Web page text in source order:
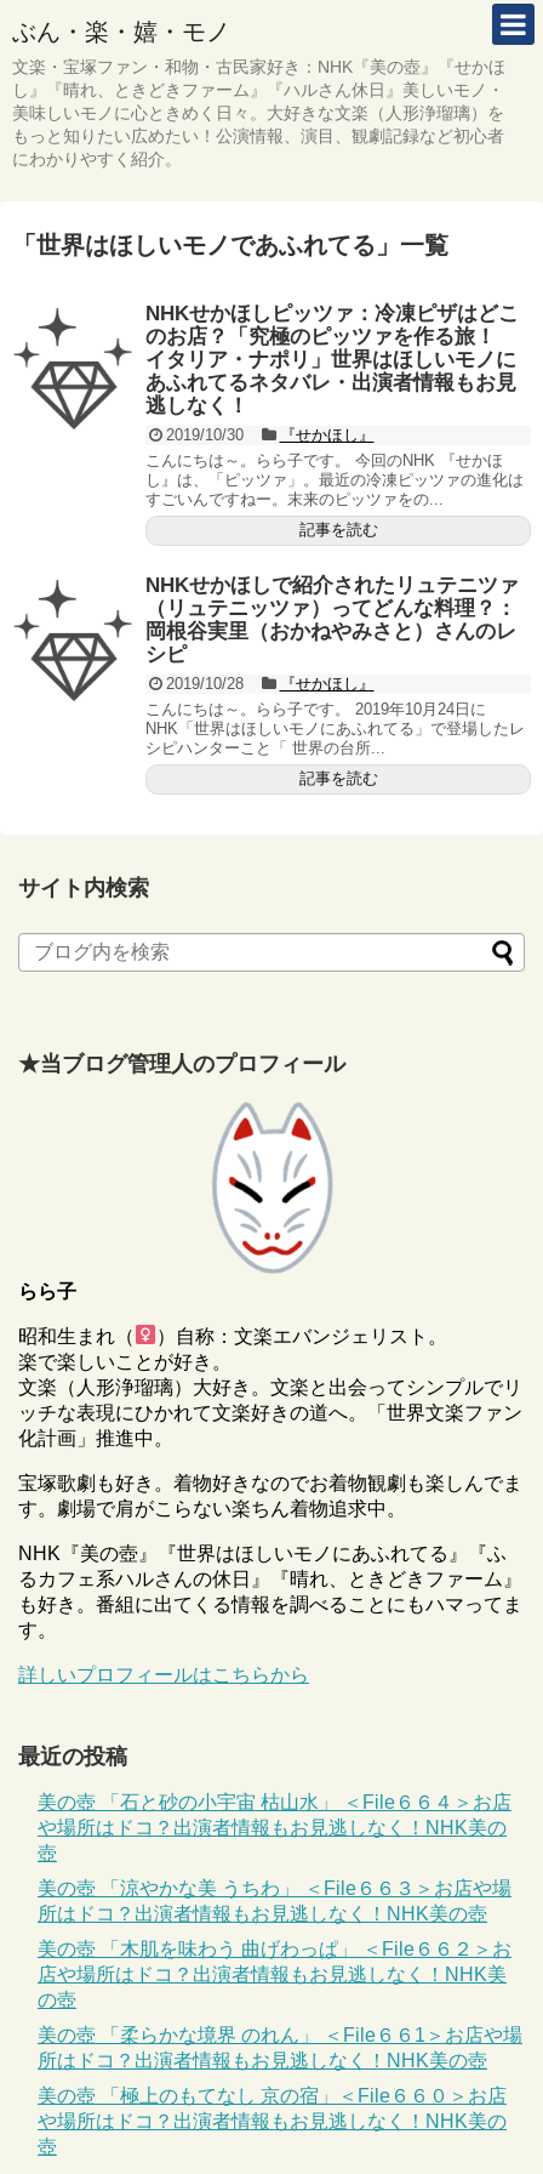
ぶん・楽・嬉・モノ
文楽・宝塚ファン・和物・古民家好き：NHK『美の壺』『せかほ
し』『晴れ、ときどきファーム』『ハルさん休日』美しいモノ・
美味しいモノに心ときめく日々。大好きな文楽（人形浄瑠璃）を
もっと知りたい広めたい！公演情報、演目、観劇記録など初心者
にわかりやすく紹介。
「 世界はほしいモノであふれてる 」 一覧
NHKせかほしピッツァ：冷凍ピザはどこ
のお店？「究極のピッツァを作る旅！
イタリア・ナポリ」世界はほしいモノに
あふれてるネタバレ・出演者情報もお見
逃しなく！
2019/10/30
『せかほし』
こんにちは～。らら子です。 今回のNHK 『せかほ
し』は、「ピッツァ」。最近の冷凍ピッツァの進化は
すごいんですねー。末来のピッツァをの...
記事を読む
NHKせかほしで紹介されたリュテニツァ
（リュテニッツァ）ってどんな料理？：
岡根谷実里（おかねやみさと）さんのレ
シピ
2019/10/28
『せかほし』
こんにちは～。らら子です。 2019年10月24日に
NHK「世界はほしいモノにあふれてる」で登場したレ
シピハンターこと「 世界の台所...
記事を読む
サイト内検索
★当ブログ管理人のプロフィール
らら子
昭和生まれ（
）自称：文楽エバンジェリスト。
楽で楽しいことが好き。
文楽（人形浄瑠璃）大好き。文楽と出会ってシンプルでリ
ッチな表現にひかれて文楽好きの道へ。「世界文楽ファン
化計画」推進中。
宝塚歌劇も好き。着物好きなのでお着物観劇も楽しんでま
す。劇場で肩がこらない楽ちん着物追求中。
NHK『美の壺』『世界はほしいモノにあふれてる』『ふ
るカフェ系ハルさんの休日』『晴れ、ときどきファーム』
も好き。番組に出てくる情報を調べることにもハマってま
す。
詳しいプロフィールはこちらから
最近の投稿
美の壺 「石と砂の小宇宙 枯山水」 ＜File６６４＞お店
や場所はドコ？出演者情報もお見逃しなく！NHK美の
壺
美の壺 「涼やかな美 うちわ」 ＜File６６３＞お店や場
所はドコ？出演者情報もお見逃しなく！NHK美の壺
美の壺 「木肌を味わう 曲げわっぱ」 ＜File６６２＞お
店や場所はドコ？出演者情報もお見逃しなく！NHK美
の壺
美の壺 「柔らかな境界 のれん」 ＜File６６1＞お店や場
所はドコ？出演者情報もお見逃しなく！NHK美の壺
美の壺 「極上のもてなし 京の宿」＜File６６０＞お店
や場所はドコ？出演者情報もお見逃しなく！NHK美の
壺